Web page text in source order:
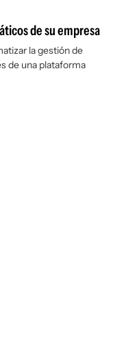
de su empresa
la gestión de
de una plataforma